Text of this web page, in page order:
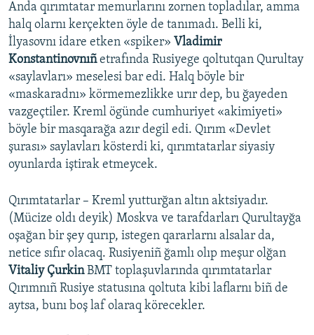
Anda qırımtatar memurlarını zornen topladılar, amma
halq olarnı kerçekten öyle de tanımadı. Belli ki,
İlyasovnı idare etken «spiker» Vladimir
Konstantinovnıñetrafında Rusiyege qoltutqan Qurultay
«saylavları» meselesi bar edi. Halq böyle bir
«maskaradnı» körmemezlikke urır dep, bu ğayeden
vazgeçtiler. Kreml ögünde cumhuriyet «akimiyeti»
böyle bir masqarağa azır degil edi. Qırım «Devlet
şurası» saylavları kösterdi ki, qırımtatarlar siyasiy
oyunlarda iştirak etmeycek.
Qırımtatarlar – Kreml yutturğan altın aktsiyadır.
(Mücize oldı deyik) Moskva ve tarafdarları Qurultayğa
oşağan bir şey qurıp, istegen qararlarnı alsalar da,
netice sıfır olacaq. Rusiyeniñ ğamlı olıp meşur olğan
Vitaliy ÇurkinBMT toplaşuvlarında qırımtatarlar
Qırımnıñ Rusiye statusına qoltuta kibi laflarnı biñ de
aytsa, bunı boş laf olaraq körecekler.